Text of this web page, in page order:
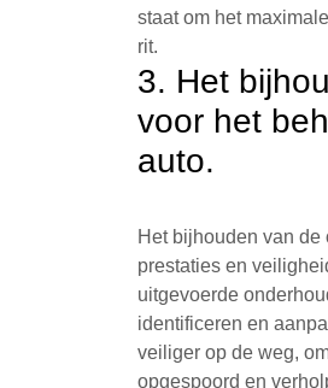
staat om het
rit.
3. Het
voor het
auto.
Het bijhouden van
prestaties en
uitgevoerde
identificeren en
veiliger op de weg,
opgespoord en